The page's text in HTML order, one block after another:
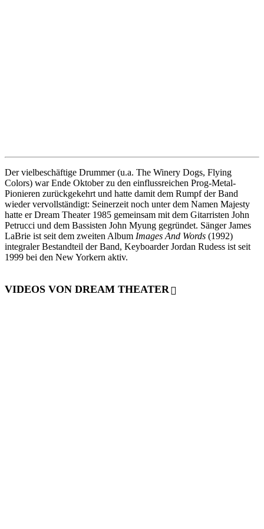
Der vielbeschäftige Drummer (u.a. The Winery Dogs, Flying
Colors) war Ende Oktober zu den einflussreichen Prog-Metal-
Pionieren zurückgekehrt und hatte damit dem Rumpf der Band
wieder vervollständigt: Seinerzeit noch unter dem Namen Majesty
hatte er Dream Theater 1985 gemeinsam mit dem Gitarristen John
Petrucci und dem Bassisten John Myung gegründet. Sänger James
LaBrie ist seit dem zweiten Album Images And Words (1992)
integraler Bestandteil der Band, Keyboarder Jordan Rudess ist seit
1999 bei den New Yorkern aktiv.
VIDEOS VON DREAM THEATER